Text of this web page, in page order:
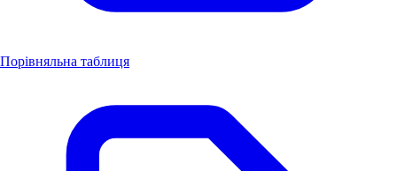
Порівняльна таблиця